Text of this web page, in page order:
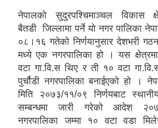
नेपालको सुदुरपश्चिमाञ्चल विकास
बैतडी जिल्लामा पर्ने यो नगर पालिका
०८।१६ गतेको निर्णयानुसार देशभरी
मध्ये एक नगरपालिका हो । यस
वटा गा.वि.स थिए र ती १० वटा
पुर्चौडी नगरपालिका बनाईएको हो ।
मिति २०७३/११/०९ निर्णयबाट
सम्बन्धमा जारी गरेको आदेश
नगरपालिका जम्मा १० वटा वडा